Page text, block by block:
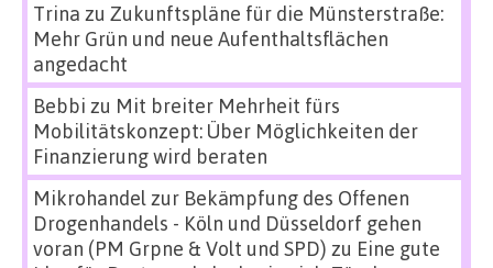
Trina zu Zukunftspläne für die Münsterstraße:
Mehr Grün und neue Aufenthaltsflächen
angedacht
Bebbi zu Mit breiter Mehrheit fürs
Mobilitätskonzept: Über Möglichkeiten der
Finanzierung wird beraten
Mikrohandel zur Bekämpfung des Offenen
Drogenhandels - Köln und Düsseldorf gehen
voran (PM Grpne & Volt und SPD) zu Eine gute